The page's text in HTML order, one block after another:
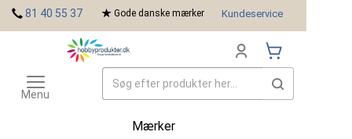
81 40 55 37 Gode danske mærker Kundeservice
Toggle
navigation
Menu
Mærker